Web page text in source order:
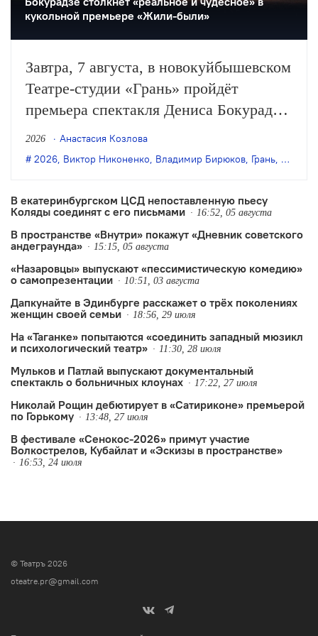
кукольной премьере «Жили-были»
Завтра, 7 августа, в новокуйбышевском
Театре-студии «Грань» пройдёт
премьера спектакля Дениса Бокурадзе
«Жили-были» по пьесе Владимира
Бирюкова.
2026
Анастасия Козлова
2026, Виктор Никоненко, Владимир Бирюков, Грань, Денис
В екатеринбургском ЦСД непоставленную пьесу
Коляды соединят с его письмами
16:52, 05 августа
В пространстве «Внутри» покажут «Дневник советского
андеграунда»
15:15, 05 августа
«Назаровцы» выпускают «пессимистическую комедию»
о самопрезентации
10:51, 03 августа
Дапкунайте в Эдинбурге расскажет о трёх поколениях
женщин своей семьи
18:56, 29 июля
На «Таганке» попытаются «соединить западный мюзикл
и психологический театр»
11:30, 28 июля
Мульков и Патлай выпускают документальный
спектакль о больничных клоунах
17:22, 27 июля
Николай Рощин дебютирует в «Сатириконе» премьерой
по Горькому
13:48, 27 июля
В фестивале «Сенокос-2026» примут участие
Волкострелов, Кубайлат и «Эскизы в пространстве»
16:53, 24 июля
© Театръ 2026
oteatre.pr@gmail.com